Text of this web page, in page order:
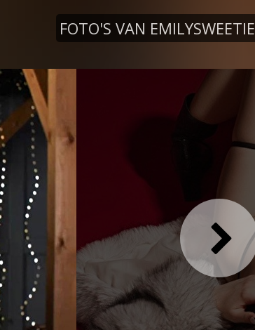
FOTO'S VAN EMILYSWEETIE